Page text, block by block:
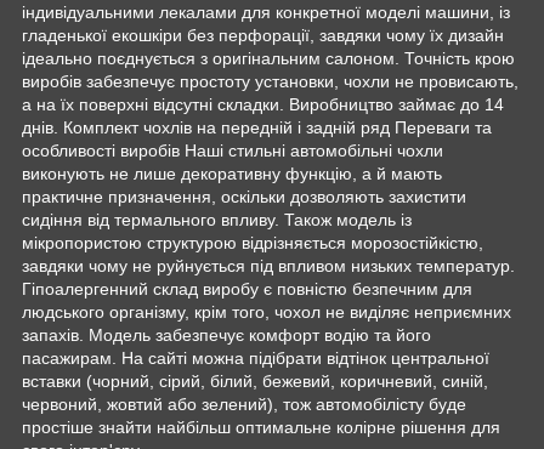
індивідуальними лекалами для конкретної моделі машини, із
гладенької екошкіри без перфорації, завдяки чому їх дизайн
ідеально поєднується з оригінальним салоном. Точність крою
виробів забезпечує простоту установки, чохли не провисають,
а на їх поверхні відсутні складки. Виробництво займає до 14
днів. Комплект чохлів на передній і задній ряд Переваги та
особливості виробів Наші стильні автомобільні чохли
виконують не лише декоративну функцію, а й мають
практичне призначення, оскільки дозволяють захистити
сидіння від термального впливу. Також модель із
мікропористою структурою відрізняється морозостійкістю,
завдяки чому не руйнується під впливом низьких температур.
Гіпоалергенний склад виробу є повністю безпечним для
людського організму, крім того, чохол не виділяє неприємних
запахів. Модель забезпечує комфорт водію та його
пасажирам. На сайті можна підібрати відтінок центральної
вставки (чорний, сірий, білий, бежевий, коричневий, синій,
червоний, жовтий або зелений), тож автомобілісту буде
простіше знайти найбільш оптимальне колірне рішення для